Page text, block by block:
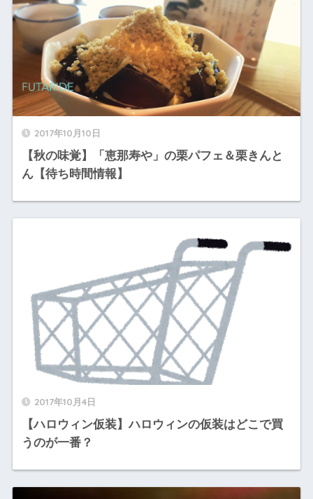
2017年10月10日
【秋の味覚】「恵那寿や」の栗パフェ＆栗きんと
ん【待ち時間情報】
2017年10月4日
【ハロウィン仮装】ハロウィンの仮装はどこで買
うのが一番？